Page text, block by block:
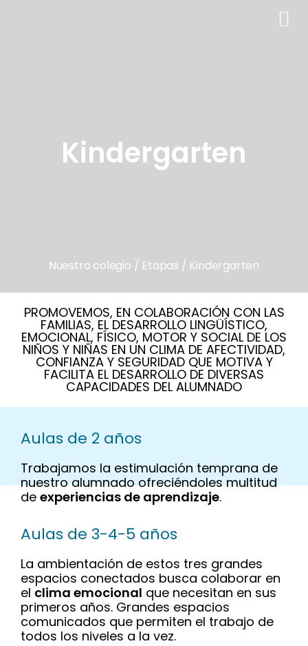
Kindergarten
Nuestro colegio / Etapas / Kindergarten
PROMOVEMOS, EN COLABORACIÓN CON LAS
FAMILIAS, EL DESARROLLO LINGÜÍSTICO,
EMOCIONAL, FÍSICO, MOTOR Y SOCIAL DE LOS
NIÑOS Y NIÑAS EN UN CLIMA DE AFECTIVIDAD,
CONFIANZA Y SEGURIDAD QUE MOTIVA Y
FACILITA EL DESARROLLO DE DIVERSAS
CAPACIDADES DEL ALUMNADO
Aulas de 2 años
Trabajamos la estimulación temprana de
nuestro alumnado ofreciéndoles multitud
de experiencias de aprendizaje.
Aulas de 3-4-5 años
La ambientación de estos tres grandes
espacios conectados busca colaborar en
el clima emocional que necesitan en sus
primeros años. Grandes espacios
comunicados que permiten el trabajo de
todos los niveles a la vez.